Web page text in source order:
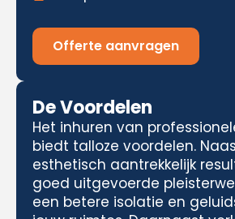
Offerte aanvragen
De Voordelen
Het inhuren van
biedt talloze voordelen.
esthetisch aantrekkelijk
goed uitgevoerde
een betere isolatie en